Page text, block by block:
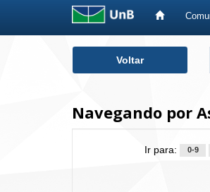
Voltar
Navegando por
Ir para: 0-9